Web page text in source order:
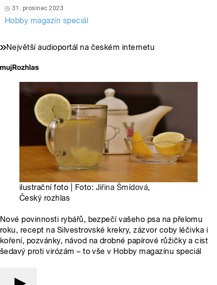
31. prosinec 2023
Hobby magazín speciál
Největší audioportál na českém internetu
ilustrační foto | Foto: Jiřina Šmídová,
Český rozhlas
Nové povinnosti rybářů, bezpečí vašeho psa na přelomu
roku, recept na Silvestrovské krekry, zázvor coby léčivka i
koření, pozvánky, návod na drobné papírové růžičky a cist
šedavý proti virózám – to vše v Hobby magazínu speciál